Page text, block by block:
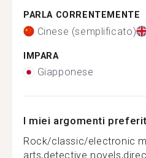
PARLA CORRENTEMENTE
Cinese (semplificato)
IMPARA
Giapponese
I miei argomenti
Rock/classic/electronic
arts,detective